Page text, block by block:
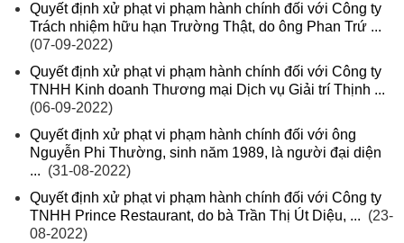
Quyết định xử phạt vi phạm hành chính đối với Công ty
Trách nhiệm hữu hạn Trường Thật, do ông Phan Trứ ...
(07-09-2022)
Quyết định xử phạt vi phạm hành chính đối với Công ty
TNHH Kinh doanh Thương mại Dịch vụ Giải trí Thịnh ...
(06-09-2022)
Quyết định xử phạt vi phạm hành chính đối với ông
Nguyễn Phi Thường, sinh năm 1989, là người đại diện
... (31-08-2022)
Quyết định xử phạt vi phạm hành chính đối với Công ty
TNHH Prince Restaurant, do bà Trần Thị Út Diệu, ... (23-
08-2022)